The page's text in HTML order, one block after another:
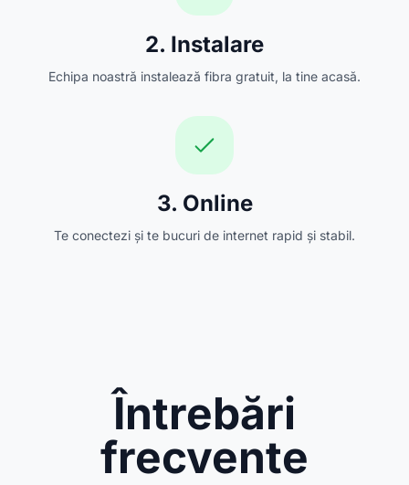
2. Instalare
Echipa noastră instalează fibra gratuit, la tine acasă.
3. Online
Te conectezi și te bucuri de internet rapid și stabil.
Întrebări
frecvente